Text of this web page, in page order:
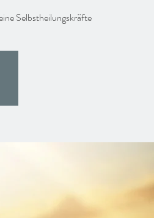
Selbstheilungskräfte